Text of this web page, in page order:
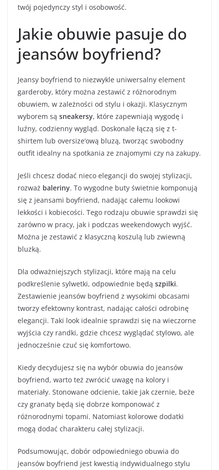
twój pojedynczy styl i osobowość.
Jakie obuwie pasuje do
jeansów boyfriend?
Jeansy boyfriend to niezwykle uniwersalny element
garderoby, który można zestawić z różnorodnym
obuwiem, w zależności od stylu i okazji. Klasycznym
wyborem są sneakersy, które zapewniają wygodę i
luźny, codzienny wygląd. Doskonale łączą się z t-
shirtem lub oversize’ową bluzą, tworząc swobodny
outfit idealny na spotkania ze znajomymi czy na zakupy.
Jeśli chcesz dodać nieco elegancji do swojej stylizacji,
rozważ baleriny. To wygodne buty świetnie komponują
się z jeansami boyfriend, nadając całemu lookowi
lekkości i kobiecości. Tego rodzaju obuwie sprawdzi się
zarówno w pracy, jak i podczas weekendowych wyjść.
Można je zestawić z klasyczną koszulą lub zwiewną
bluzką.
Dla odważniejszych stylizacji, które mają na celu
podkreślenie sylwetki, odpowiednie będą szpilki.
Zestawienie jeansów boyfriend z wysokimi obcasami
tworzy efektowny kontrast, nadając całości odrobinę
elegancji. Taki look idealnie sprawdzi się na wieczorne
wyjścia czy randki, gdzie chcesz wyglądać stylowo, ale
jednocześnie czuć się komfortowo.
Kiedy decydujesz się na wybór obuwia do jeansów
boyfriend, warto też zwrócić uwagę na kolory i
materiały. Stonowane odcienie, takie jak czernie, beże
czy granaty będą się dobrze komponować z
różnorodnymi topami. Natomiast kolorowe dodatki
mogą dodać charakteru całej stylizacji.
Podsumowując, dobór odpowiedniego obuwia do
jeansów boyfriend jest kwestią indywidualnego stylu